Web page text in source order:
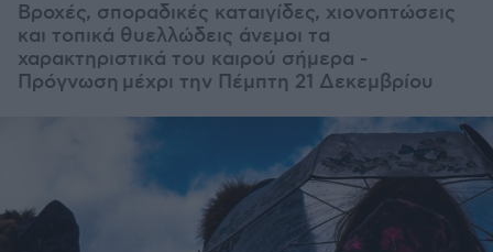
Βροχές, σποραδικές καταιγίδες, χιονοπτώσεις
και τοπικά θυελλώδεις άνεμοι τα
χαρακτηριστικά του καιρού σήμερα -
Πρόγνωση μέχρι την Πέμπτη 21 Δεκεμβρίου